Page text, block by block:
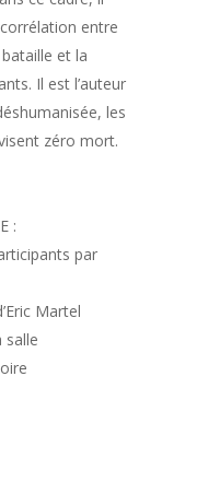
entre
et la
Il est l’auteur
les
zéro mort.
:
par
Martel
salle